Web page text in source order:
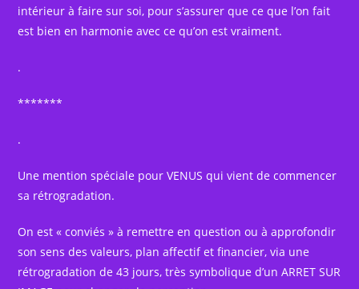
intérieur à faire sur soi, pour s’assurer que ce que l’on fait
est bien en harmonie avec ce qu’on est vraiment.
.
*******
.
Une mention spéciale pour VENUS qui vient de commencer
sa rétrogradation.
On est « conviés » à remettre en question ou à approfondir
son sens des valeurs, plan affectif et financier, via une
rétrogradation de 43 jours, très symbolique d’un ARRET SUR